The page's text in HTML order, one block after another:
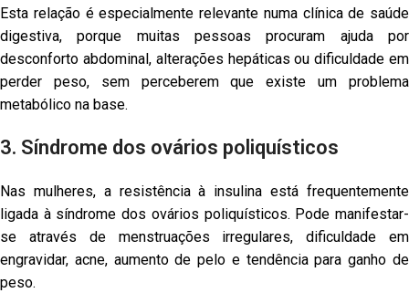
Esta relação é especialmente relevante numa clínica de saúde
digestiva, porque muitas pessoas procuram ajuda por
desconforto abdominal, alterações hepáticas ou dificuldade em
perder peso, sem perceberem que existe um problema
metabólico na base.
3. Síndrome dos ovários poliquísticos
Nas mulheres, a resistência à insulina está frequentemente
ligada à síndrome dos ovários poliquísticos. Pode manifestar-
se através de menstruações irregulares, dificuldade em
engravidar, acne, aumento de pelo e tendência para ganho de
peso.